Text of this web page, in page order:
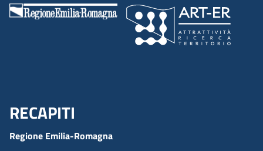
Menu Footer
RECAPITI
Regione Emilia-Romagna